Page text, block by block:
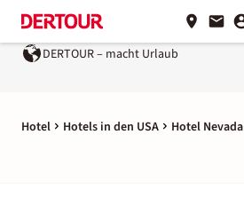
DERTOUR – macht Urlaub
Hotel Hotels in den USA Hotel Nevada